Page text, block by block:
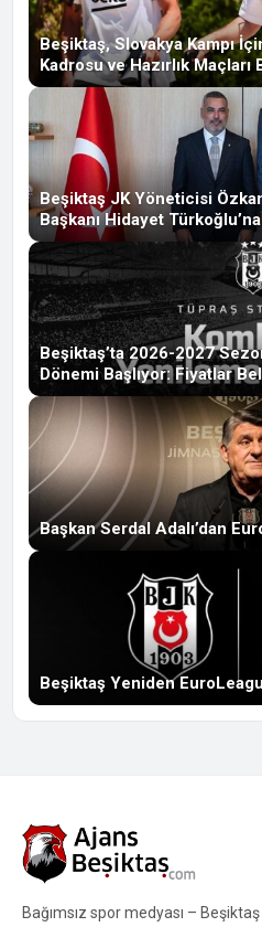
Beşiktaş, Slovakya Kampı
Kadrosu ve Hazırlık Maçları
Beşiktaş JK Yöneticisi
Başkanı Hidayet
Beşiktaş’ta 2026-2027
Dönemi Başlıyor: Fiyatlar
Başkan Serdal Adalı’dan
Beşiktaş Yeniden
Bağımsız spor medyası –